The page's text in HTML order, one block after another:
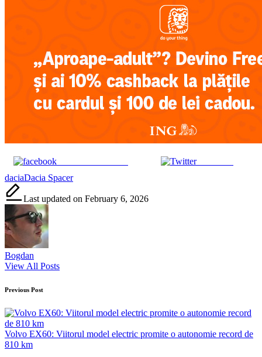
Post on X
Tags:
daciaDacia Spacer
Last updated on February 6, 2026
Bogdan
View All Posts
Post
navigation
Previous Post
Volvo EX60: Viitorul model electric promite o autonomie record de
810 km